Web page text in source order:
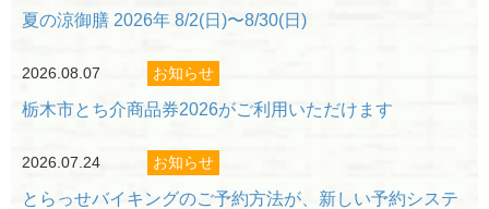
夏の涼御膳 2026年 8/2(日)〜8/30(日)
2026.08.07 お知らせ
栃木市とち介商品券2026がご利用いただけます
2026.07.24 お知らせ
とらっせバイキングのご予約方法が、新しい予約システ